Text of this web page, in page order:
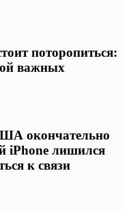
поторопиться:
важных
окончательно
iPhone лишился
к связи